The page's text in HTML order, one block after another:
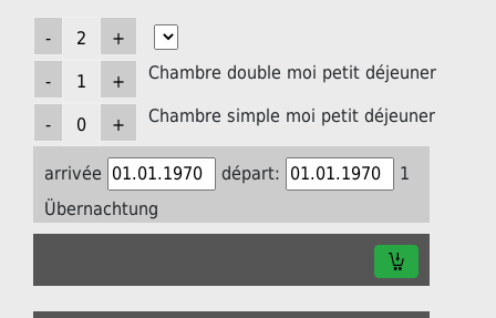
Chambre double moi petit déjeuner
Chambre simple moi petit déjeuner
arrivée départ:
1
Übernachtung